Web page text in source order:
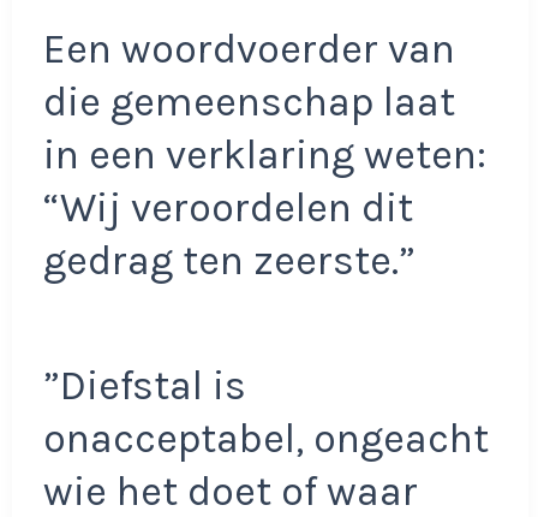
Een woordvoerder van
die gemeenschap laat
in een verklaring weten:
“Wij veroordelen dit
gedrag ten zeerste.”
”Diefstal is
onacceptabel, ongeacht
wie het doet of waar